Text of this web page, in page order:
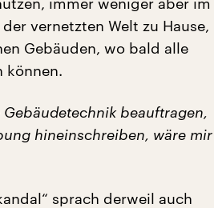
vernetzten Welt zu Hause,
Gebäuden, wo bald alle
können.
beauftragen,
hineinschreiben, wäre mir
sprach derweil auch